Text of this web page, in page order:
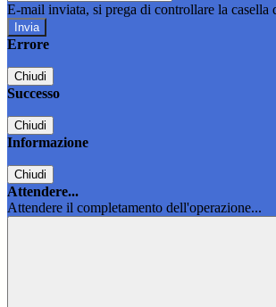
E-mail inviata, si prega di controllare la casella
Errore
Chiudi
Successo
Chiudi
Informazione
Chiudi
Attendere...
Attendere il completamento dell'operazione...